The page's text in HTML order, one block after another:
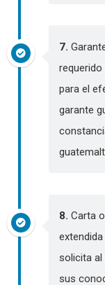
7.
para el
garante
8. Carta
solicita al
sus